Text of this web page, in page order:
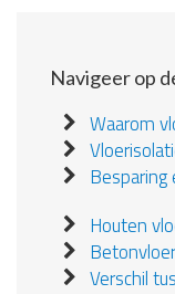
Navigeer op
Waarom
Houten
Verschil